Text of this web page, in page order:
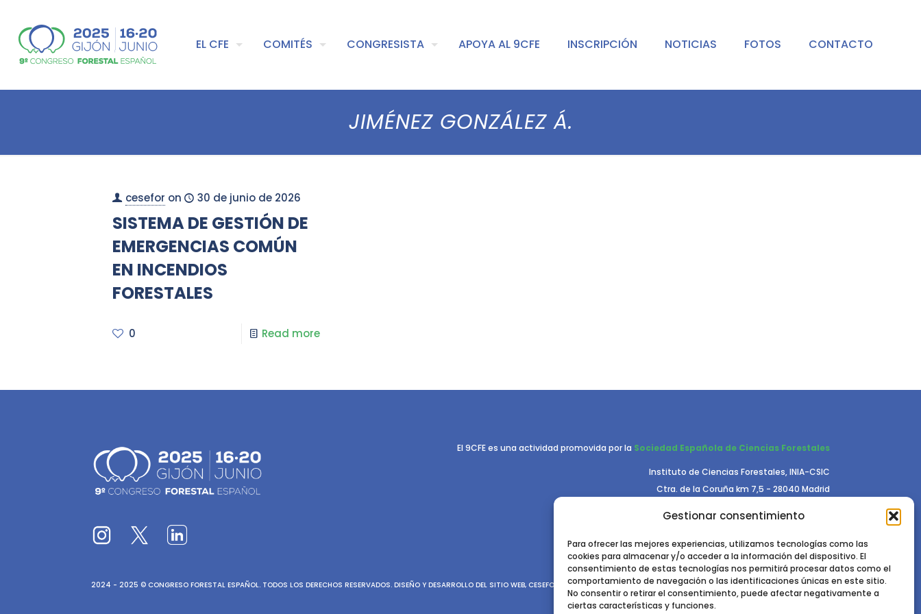
Gestionar consentimiento
Para ofrecer las mejores experiencias, utilizamos tecnologías como las
cookies para almacenar y/o acceder a la información del dispositivo. El
consentimiento de estas tecnologías nos permitirá procesar datos como el
comportamiento de navegación o las identificaciones únicas en este sitio.
No consentir o retirar el consentimiento, puede afectar negativamente a
ciertas características y funciones.
EL CFE COMITÉS CONGRESISTA APOYA AL 9CFE INSCRIPCIÓN NOTICIAS FOTOS CONTACTO
JIMÉNEZ GONZÁLEZ Á.
cesefor on 30 de junio de 2026
SISTEMA DE GESTIÓN DE
EMERGENCIAS COMÚN
EN INCENDIOS
FORESTALES
0 Read more
El 9CFE es una actividad promovida por la Sociedad Española de Ciencias Forestales
Instituto de Ciencias Forestales, INIA-CSIC
Ctra. de la Coruña km 7,5 - 28040 Madrid
2024 - 2025 © CONGRESO FORESTAL ESPAÑOL. TODOS LOS DERECHOS RESERVADOS. DISEÑO Y DESARROLLO DEL SITIO WEB, CESEFOR. POLÍTICA DE PRIVACIDAD. POLÍTICA DE COOKIES. AVISO LEGAL